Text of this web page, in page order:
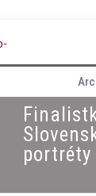
portréty